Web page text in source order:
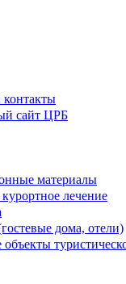
контакты
сайт ЦРБ
материалы
лечение
дома, отели)